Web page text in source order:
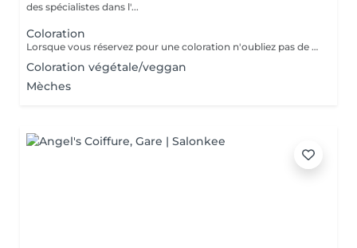
des spécialistes dans l'...
Coloration
Lorsque vous réservez pour une coloration n'oubliez pas de réserver également pour un séchage ou un brushing. Le temps de pause est automatiquement compté par le logiciel.
Coloration végétale/veggan
Mèches